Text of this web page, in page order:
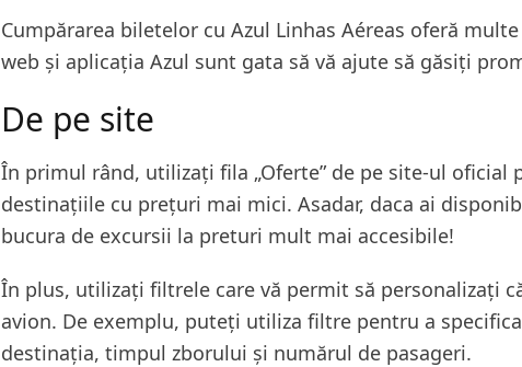
Cumpărarea biletelor cu Azul Linhas Aéreas oferă
web și aplicația Azul sunt gata să vă ajute să găsiți
De pe site
În primul rând, utilizați fila „Oferte” de pe site-ul oficial
destinațiile cu prețuri mai mici. Asadar, daca ai
bucura de excursii la preturi mult mai accesibile!
În plus, utilizați filtrele care vă permit să personalizați
avion. De exemplu, puteți utiliza filtre pentru a
destinația, timpul zborului și numărul de pasageri.